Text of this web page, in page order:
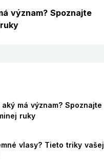
význam? Spoznajte
má význam? Spoznajte
ruky
vlasy? Tieto triky vašej